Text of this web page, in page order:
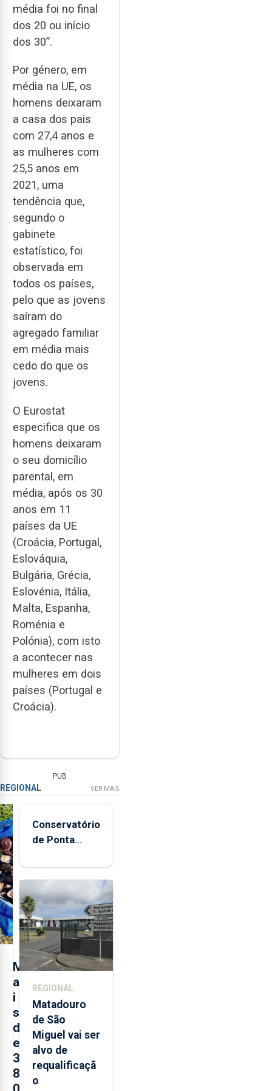
média foi no final
dos 20 ou início
dos 30”.
Por género, em
média na UE, os
homens deixaram
a casa dos pais
com 27,4 anos e
as mulheres com
25,5 anos em
2021, uma
tendência que,
segundo o
gabinete
estatístico, foi
observada em
todos os países,
pelo que as jovens
saíram do
agregado familiar
em média mais
cedo do que os
jovens.
O Eurostat
especifica que os
homens deixaram
o seu domicílio
parental, em
média, após os 30
anos em 11
países da UE
(Croácia, Portugal,
Eslováquia,
Bulgária, Grécia,
Eslovénia, Itália,
Malta, Espanha,
Roménia e
Polónia), com isto
a acontecer nas
mulheres em dois
países (Portugal e
Croácia).
PUB
REGIONAL VER MAIS
M
a
i
s
d
e
3
8
Conservatório
de Ponta
contar com
instrumentos
REGIONAL
Matadouro
de São
Miguel vai ser
alvo de
requalificaçã
o